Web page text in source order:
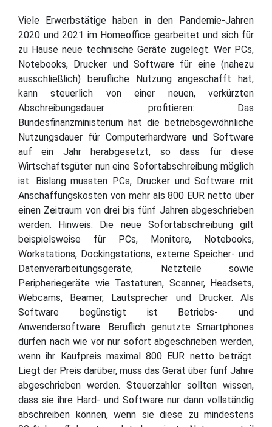
Viele Erwerbstätige haben in den Pandemie-Jahren
2020 und 2021 im Homeoffice gearbeitet und sich für
zu Hause neue technische Geräte zugelegt. Wer PCs,
Notebooks, Drucker und Software für eine (nahezu
ausschließlich) berufliche Nutzung angeschafft hat,
kann steuerlich von einer neuen, verkürzten
Abschreibungsdauer profitieren: Das
Bundesfinanzministerium hat die betriebsgewöhnliche
Nutzungsdauer für Computerhardware und Software
auf ein Jahr herabgesetzt, so dass für diese
Wirtschaftsgüter nun eine Sofortabschreibung möglich
ist. Bislang mussten PCs, Drucker und Software mit
Anschaffungskosten von mehr als 800 EUR netto über
einen Zeitraum von drei bis fünf Jahren abgeschrieben
werden. Hinweis: Die neue Sofortabschreibung gilt
beispielsweise für PCs, Monitore, Notebooks,
Workstations, Dockingstations, externe Speicher- und
Datenverarbeitungsgeräte, Netzteile sowie
Peripheriegeräte wie Tastaturen, Scanner, Headsets,
Webcams, Beamer, Lautsprecher und Drucker. Als
Software begünstigt ist Betriebs- und
Anwendersoftware. Beruflich genutzte Smartphones
dürfen nach wie vor nur sofort abgeschrieben werden,
wenn ihr Kaufpreis maximal 800 EUR netto beträgt.
Liegt der Preis darüber, muss das Gerät über fünf Jahre
abgeschrieben werden. Steuerzahler sollten wissen,
dass sie ihre Hard- und Software nur dann vollständig
abschreiben können, wenn sie diese zu mindestens